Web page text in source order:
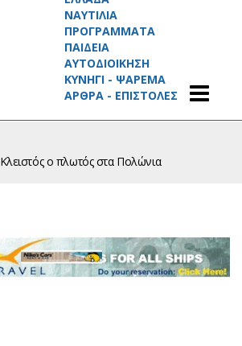
ΝΑΥΤΙΛΙΑ
ΠΡΟΓΡΑΜΜΑΤΑ
ΠΑΙΔΕΙΑ
ΑΥΤΟΔΙΟΙΚΗΣΗ
ΚΥΝΗΓΙ - ΨΑΡΕΜΑ
ΑΡΘΡΑ - ΕΠΙΣΤΟΛΕΣ
Κλειστός ο πλωτός στα Πολώνια